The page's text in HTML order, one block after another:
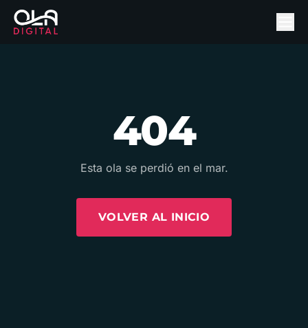
404
Esta ola se perdió en el mar.
VOLVER AL INICIO